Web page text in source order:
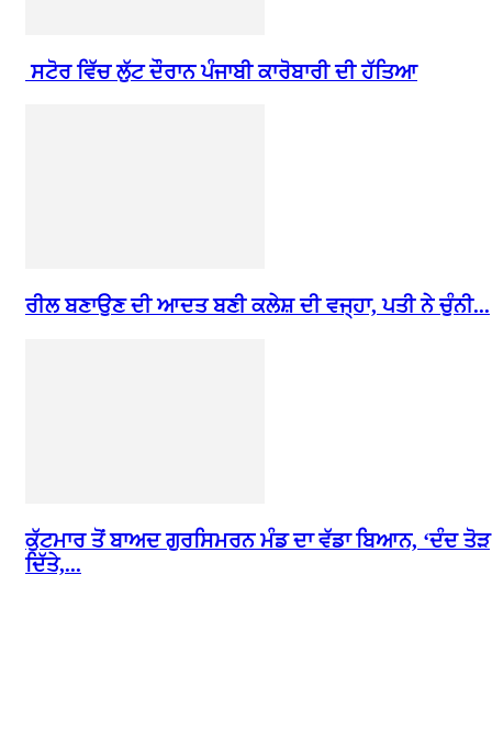
ਸਟੋਰ ਵਿੱਚ ਲੁੱਟ ਦੌਰਾਨ ਪੰਜਾਬੀ ਕਾਰੋਬਾਰੀ ਦੀ ਹੱਤਿਆ
ਰੀਲ ਬਣਾਉਣ ਦੀ ਆਦਤ ਬਣੀ ਕਲੇਸ਼ ਦੀ ਵਜ੍ਹਾ, ਪਤੀ ਨੇ ਚੁੰਨੀ...
ਕੁੱਟਮਾਰ ਤੋਂ ਬਾਅਦ ਗੁਰਸਿਮਰਨ ਮੰਡ ਦਾ ਵੱਡਾ ਬਿਆਨ, ‘ਦੰਦ ਤੋੜ
ਦਿੱਤੇ,...